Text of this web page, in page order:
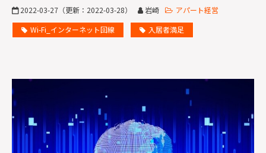
サービス説明動画
2022-03-27 （更新： 2022-03-28） 岩崎
アパート経営
Wi-Fi_インターネット回線
入居者満足